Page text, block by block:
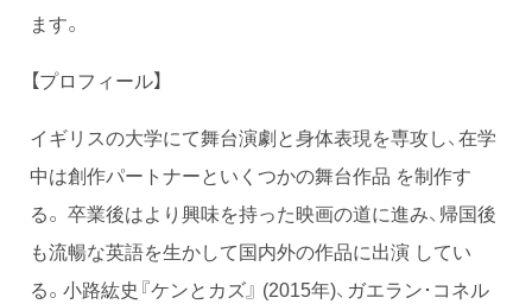
ます。
【プロフィール】
イギリスの大学にて舞台演劇と身体表現を専攻し、在学
中は創作パートナーといくつかの舞台作品 を制作す
る。 卒業後はより興味を持った映画の道に進み、帰国後
も流暢な英語を生かして国内外の作品に出演 してい
る。小路紘史『ケンとカズ』 (2015年)、ガエラン･コネル